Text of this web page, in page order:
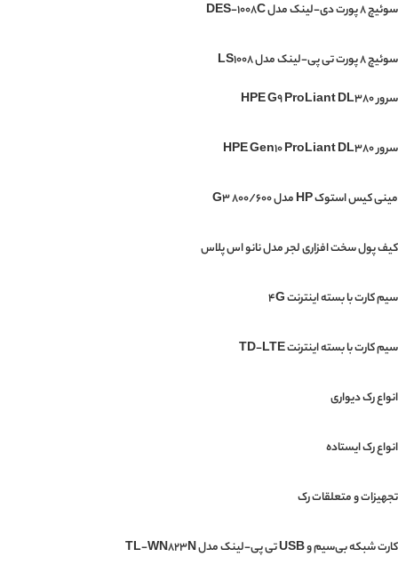
سوئیچ 8 پورت دی-لینک مدل DES-1008C
سوئیچ ۸ پورت تی پی-لینک مدل LS1008
سرور HPE G9 ProLiant DL380
سرور HPE Gen10 ProLiant DL380
مینی‌ کیس استوک HP مدل G3 800/600
کیف پول سخت افزاری لجر مدل نانو اس پلاس
سیم کارت با بسته اینترنت 4G
سیم کارت با بسته اینترنت TD-LTE
انواع رک دیواری
انواع رک ایستاده
تجهیزات و متعلقات رک
کارت شبکه بی‌سیم و USB تی پی-لینک مدل TL-WN823N